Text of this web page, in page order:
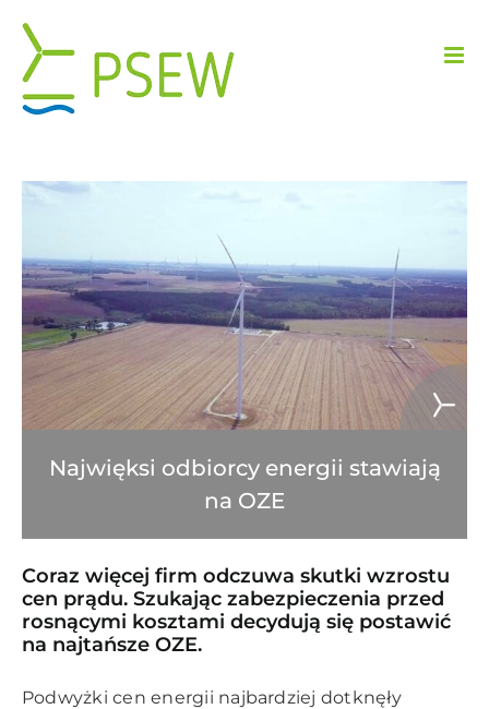
zawartości
Najwięksi odbiorcy energii stawiają
na OZE
Coraz więcej firm odczuwa skutki wzrostu
cen prądu. Szukając zabezpieczenia przed
rosnącymi kosztami decydują się postawić
na najtańsze OZE.
Podwyżki cen energii najbardziej dotknęły